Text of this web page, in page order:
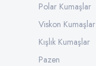
Polar Kumaşlar
Viskon Kumaşlar
Kışlık Kumaşlar
Pazen